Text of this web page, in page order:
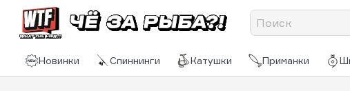
Новинки Спиннинги Катушки Приманки